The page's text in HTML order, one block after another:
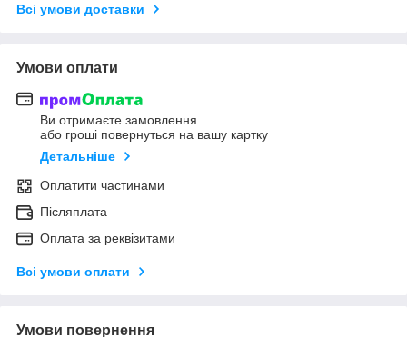
Всі умови доставки
Умови оплати
Ви отримаєте замовлення
або гроші повернуться на вашу картку
Детальніше
Оплатити частинами
Післяплата
Оплата за реквізитами
Всі умови оплати
Умови повернення